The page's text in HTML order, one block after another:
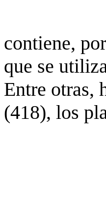
contiene,
que se
Entre otras,
(418), los